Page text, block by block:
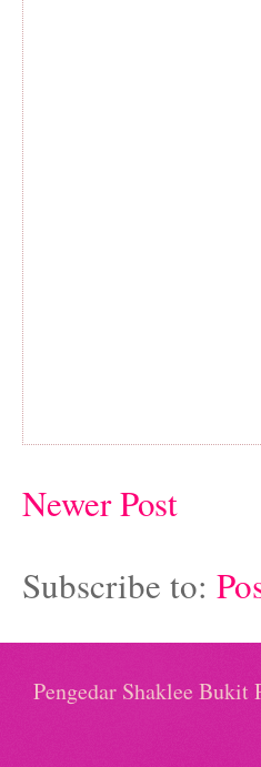
Newer Post
Subscribe to:
Pengedar Shaklee Bukit